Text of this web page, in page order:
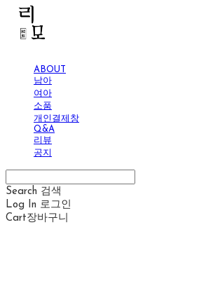
ABOUT
남아
여아
소품
개인결제창
Q&A
리뷰
공지
Search 검색
Log In 로그인
Cart장바구니